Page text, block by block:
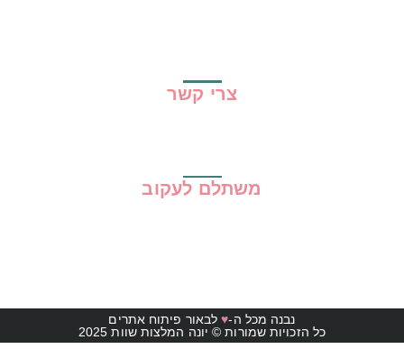
צרי קשר
משתלם לעקוב
נבנה מכל ה-♥לבאור פיתוח אתרים
כל הזכויות שמורות © יונה המלצות שוות 2025